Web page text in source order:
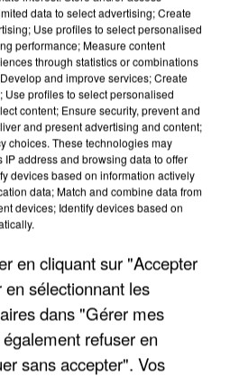
LES REFUGES
data to select advertising; Create
Use profiles to select personalised
performance; Measure content
through statistics or combinations
and improve services; Create
profiles to select personalised
content; Ensure security, prevent and
and present advertising and content;
choices. These technologies may
address and browsing data to offer
devices based on information actively
data; Match and combine data from
devices; Identify devices based on
en cliquant sur "Accepter
sélectionnant les
dans "Gérer mes
refuser en
sans accepter". Vos